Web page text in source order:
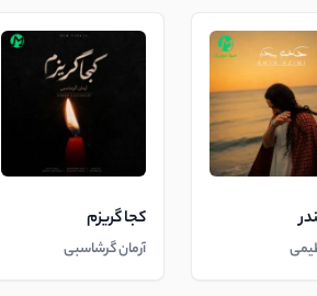
کجا گریزم
آرمان گرشاسبی